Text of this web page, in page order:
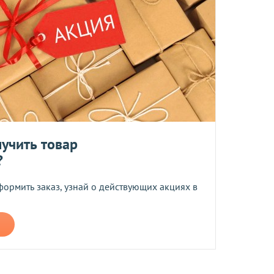
моих персональных данных
не более 10 мб
товар
заказ, узнай о действующих акциях в